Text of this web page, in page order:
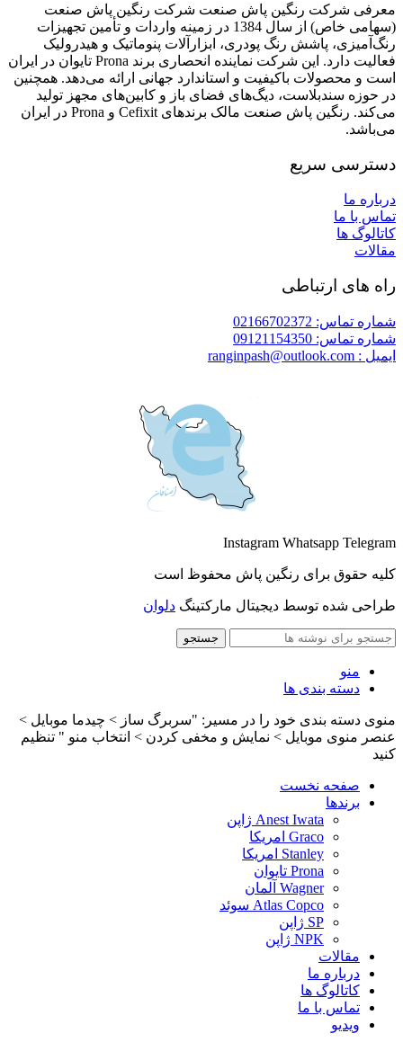
معرفی شرکت رنگین پاش صنعت شرکت رنگین پاش صنعت
(سهامی خاص) از سال 1384 در زمینه واردات و تأمین تجهیزات
رنگ‌آمیزی، پاشش رنگ پودری، ابزارآلات پنوماتیک و هیدرولیک
فعالیت دارد. این شرکت نماینده انحصاری برند Prona تایوان در ایران
است و محصولات باکیفیت و استاندارد جهانی ارائه می‌دهد. همچنین
در حوزه سندبلاست، دیگ‌های فضای باز و کابین‌های مجهز تولید
می‌کند. رنگین پاش صنعت مالک برندهای Cefixit و Prona در ایران
می‌باشد.
دسترسی سریع
درباره ما
تماس با ما
کاتالوگ ها
مقالات
راه های ارتباطی
شماره تماس: 02166702372
شماره تماس: 09121154350
ایمیل : ranginpash@outlook.com
Instagram Whatsapp Telegram
کلیه حقوق برای رنگین پاش محفوظ است
طراحی شده توسط دیجیتال مارکتینگ دلوان
جستجو
منو
دسته بندی ها
منوی دسته بندی خود را در مسیر: "سربرگ ساز > چیدما موبایل >
عنصر منوی موبایل > نمایش و مخفی کردن > انتخاب منو " تنظیم
کنید
صفحه نخست
برندها
Anest Iwata ژاپن
Graco امریکا
Stanley امریکا
Prona تایوان
Wagner آلمان
Atlas Copco سوئد
SP ژاپن
NPK ژاپن
مقالات
درباره ما
کاتالوگ ها
تماس با ما
ویدیو